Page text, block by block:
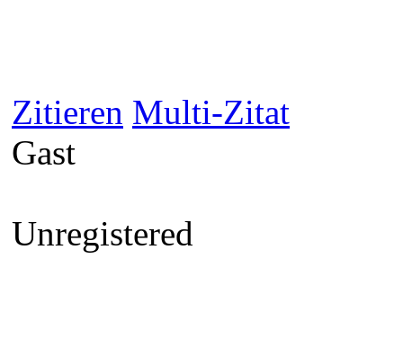
Zitieren Multi-Zitat
Gast
Unregistered